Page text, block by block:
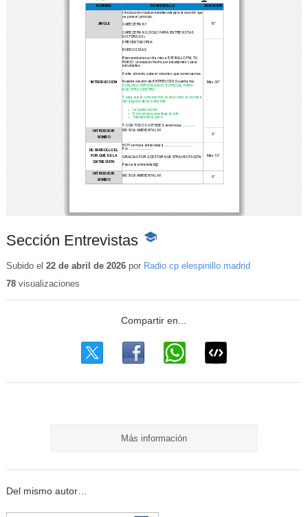
Sección Entrevistas -
educativo
Subido el 22 de abril de 2026por Radio cp elespinillo madrid
78visualizaciones
Más información
Del mismo autor…